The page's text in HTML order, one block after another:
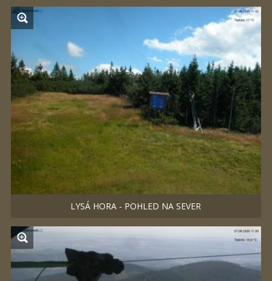
LYSÁ HORA - POHLED NA SEVER